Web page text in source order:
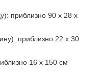
приблизно 90 x 28 x
приблизно 22 x 30
16 x 150 см